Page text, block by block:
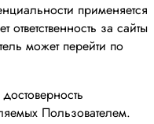
применяется
ответственность за сайты
может перейти по
Пользователем.